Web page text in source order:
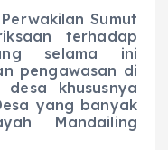
Sumut
terhadap
selama ini
pengawasan di
khususnya
yang banyak
Mandailing